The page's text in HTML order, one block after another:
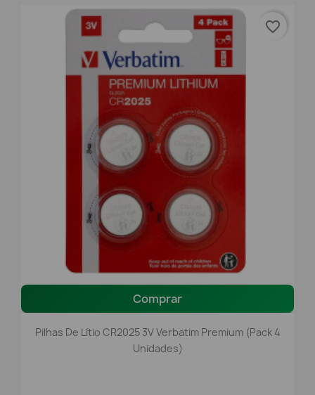
Comprar
Pilhas De Lítio CR2025 3V Verbatim Premium (Pack 4
Unidades)
favorite_border